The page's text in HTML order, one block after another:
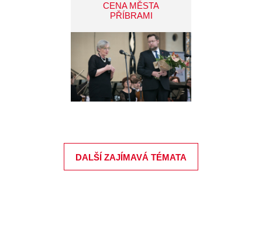
CENA MĚSTA
PŘÍBRAMI
DALŠÍ ZAJÍMAVÁ TÉMATA